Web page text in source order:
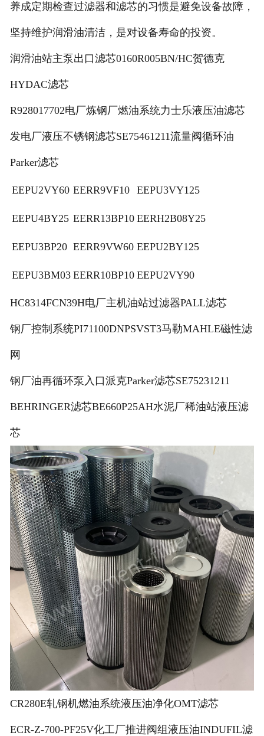
养成定期检查过滤器和滤芯的习惯是避免设备故障，
坚持维护润滑油清洁，是对设备寿命的投资。
润滑油站主泵出口滤芯0160R005BN/HC贺德克
HYDAC滤芯
R928017702电厂炼钢厂燃油系统力士乐液压油滤芯
发电厂液压不锈钢滤芯SE75461211流量阀循环油
Parker滤芯
EEPU2VY60 EERR9VF10 EEPU3VY125
EEPU4BY25 EERR13BP10 EERH2B08Y25
EEPU3BP20 EERR9VW60 EEPU2BY125
EEPU3BM03 EERR10BP10 EEPU2VY90
HC8314FCN39H电厂主机油站过滤器PALL滤芯
钢厂控制系统PI71100DNPSVST3马勒MAHLE磁性滤
网
钢厂油再循环泵入口派克Parker滤芯SE75231211
BEHRINGER滤芯BE660P25AH水泥厂稀油站液压滤
芯
CR280E轧钢机燃油系统液压油净化OMT滤芯
ECR-Z-700-PF25V化工厂推进阀组液压油INDUFIL滤